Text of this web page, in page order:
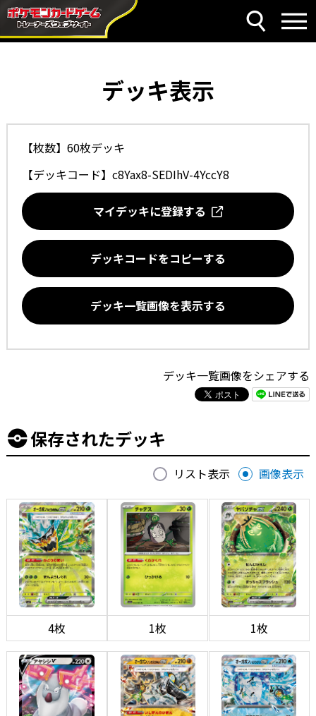
デッキ表示
【枚数】60枚デッキ
【デッキコード】 c8Yax8-SEDIhV-4YccY8
マイデッキに登録する
デッキコードをコピーする
デッキ一覧画像を表示する
デッキ一覧画像をシェアする
保存されたデッキ
リスト表示 画像表示
4枚 1枚 1枚